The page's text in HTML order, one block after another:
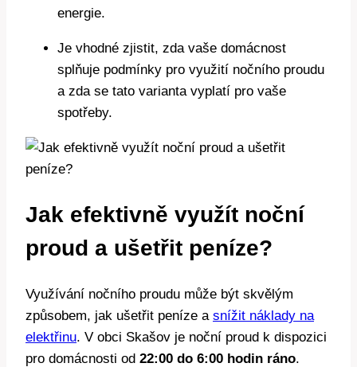
energie.
Je vhodné zjistit, zda vaše domácnost
splňuje podmínky pro využití nočního proudu
a zda se tato varianta vyplatí pro vaše
spotřeby.
Jak efektivně využít noční
proud a ušetřit peníze?
Využívání nočního proudu může být skvělým
způsobem, jak ušetřit peníze a snížit náklady na
elektřinu. V obci Skašov je noční proud k dispozici
pro domácnosti od 22:00 do 6:00 hodin ráno.